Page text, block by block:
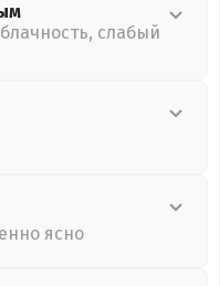
слабый
ясно